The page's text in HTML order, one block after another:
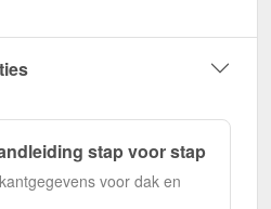
stap voor stap
voor dak en